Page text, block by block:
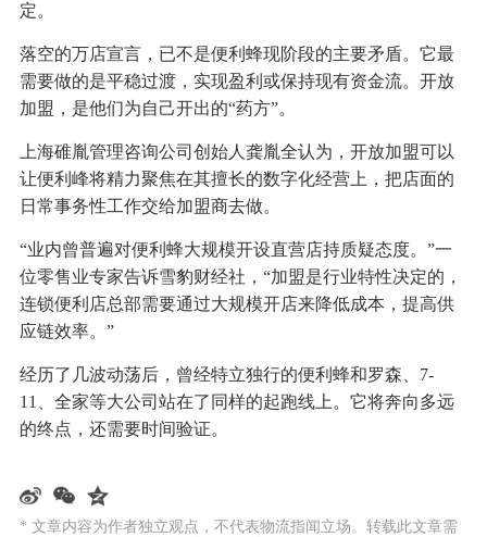
定。
落空的万店宣言，已不是便利蜂现阶段的主要矛盾。它最
需要做的是平稳过渡，实现盈利或保持现有资金流。开放
加盟，是他们为自己开出的“药方”。
上海碓胤管理咨询公司创始人龚胤全认为，开放加盟可以
让便利峰将精力聚焦在其擅长的数字化经营上，把店面的
日常事务性工作交给加盟商去做。
“业内曾普遍对便利蜂大规模开设直营店持质疑态度。”一
位零售业专家告诉雪豹财经社，“加盟是行业特性决定的，
连锁便利店总部需要通过大规模开店来降低成本，提高供
应链效率。”
经历了几波动荡后，曾经特立独行的便利蜂和罗森、7-
11、全家等大公司站在了同样的起跑线上。它将奔向多远
的终点，还需要时间验证。
* 文章内容为作者独立观点，不代表物流指闻立场。转载此文章需